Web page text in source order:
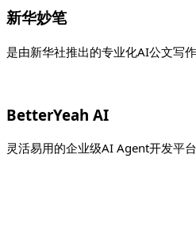
新华妙笔
是由新华社推出的专业化AI公文写作
BetterYeah AI
灵活易用的企业级AI Agent开发平台